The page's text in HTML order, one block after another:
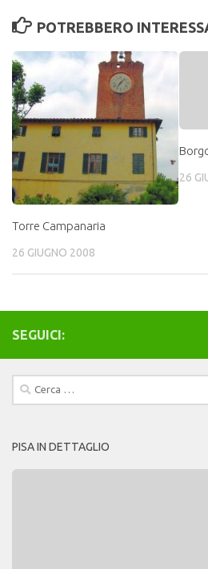
POTREBBERO
Torre Campanaria
26 GIUGNO 2008
26
SEGUICI:
Ricerca
per:
PISA IN DETTAGLIO